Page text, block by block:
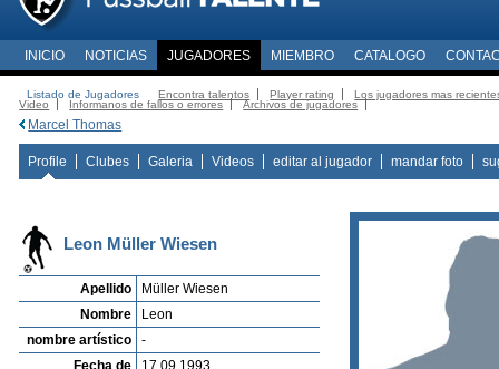
INICIO NOTICIAS JUGADORES MIEMBRO CATALOGO
Listado de Jugadores Encontra talentos Player rating
Los jugadores mas
Video
Informanos de fallos o errores Archivos de jugadores
Marcel Thomas
Profile Clubes Galeria Videos editar al jugador mandar foto
Leon Müller Wiesen
Apellido
Müller Wiesen
Nombre
Leon
nombre artístico
-
Fecha de
17.09.1993